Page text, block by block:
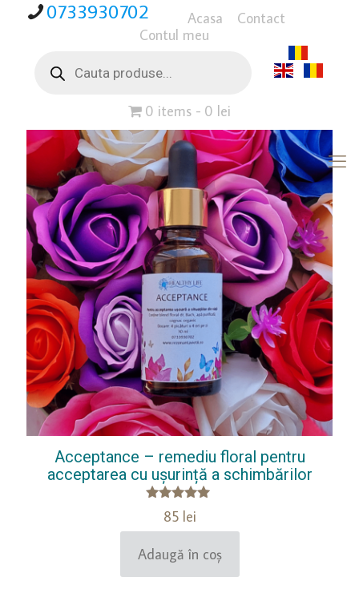
0733930702 Acasa
Contact
Contul meu
search
0 items 0 lei
Acceptance – remediu floral pentru
acceptarea cu ușurință a schimbărilor
Evaluat la
5.00
din 5
85 lei
Adaugă în coș